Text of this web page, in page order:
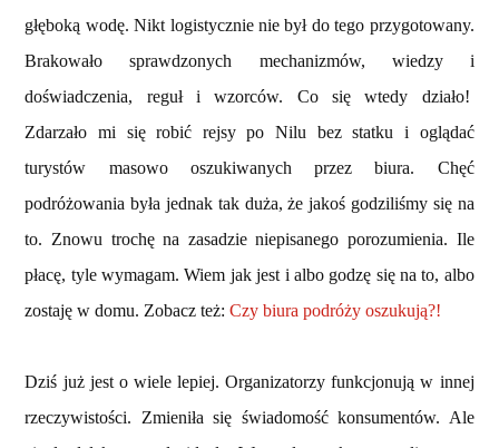
głęboką wodę. Nikt logistycznie nie był do tego przygotowany.
Brakowało sprawdzonych mechanizmów, wiedzy i
doświadczenia, reguł i wzorców. Co się wtedy działo!
Zdarzało mi się robić rejsy po Nilu bez statku i oglądać
turystów masowo oszukiwanych przez biura. Chęć
podróżowania była jednak tak duża, że jakoś godziliśmy się na
to. Znowu trochę na zasadzie niepisanego porozumienia. Ile
płacę, tyle wymagam. Wiem jak jest i albo godzę się na to, albo
zostaję w domu. Zobacz też:Czy biura podróży oszukują?!
Dziś już jest o wiele lepiej. Organizatorzy funkcjonują w innej
rzeczywistości. Zmieniła się świadomość konsumentów. Ale